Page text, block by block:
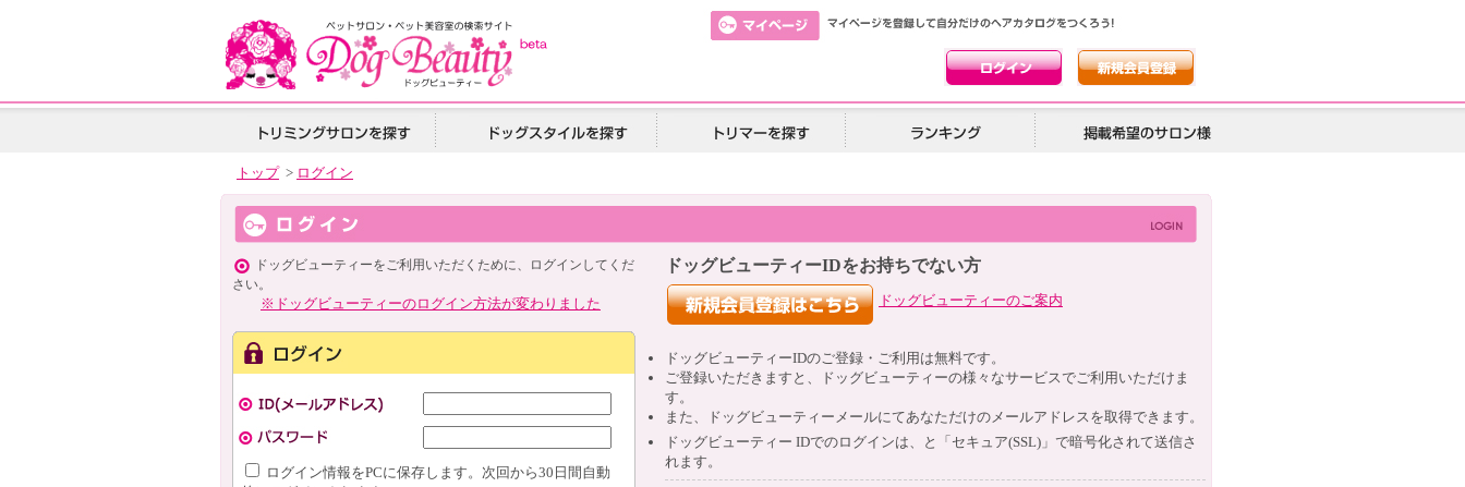
トップ> ログイン
ドッグビューティーをご利用いただくために、ログインしてくだ
さい。
※ドッグビューティーのログイン方法が変わりました
ログイン情報をPCに保存します。次回から30日間自動
ドッグビューティーIDをお持ちでない方
ドッグビューティーのご案内
ドッグビューティーIDのご登録・ご利用は無料です。
ご登録いただきますと、ドッグビューティーの様々なサービスでご利用いただけま
す。
また、ドッグビューティーメールにてあなただけのメールアドレスを取得できます。
ドッグビューティー IDでのログインは、と「セキュア(SSL)」で暗号化されて送信さ
れます。